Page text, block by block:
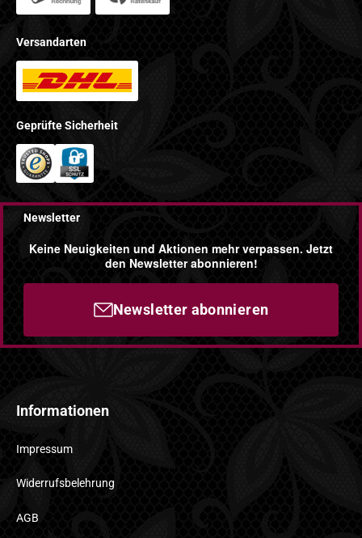
Versandarten
Geprüfte Sicherheit
Newsletter
Keine Neuigkeiten und Aktionen mehr verpassen. Jetzt
den Newsletter abonnieren!
Newsletter abonnieren
Informationen
Impressum
Widerrufsbelehrung
AGB